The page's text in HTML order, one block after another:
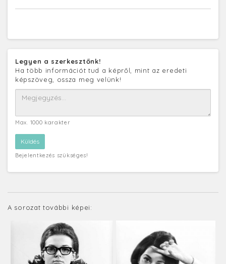
Legyen a szerkesztőnk!
Ha több információt tud a képről, mint az eredeti
képszöveg, ossza meg velünk!
Max. 1000 karakter
Bejelentkezés szükséges!
A sorozat további képei: